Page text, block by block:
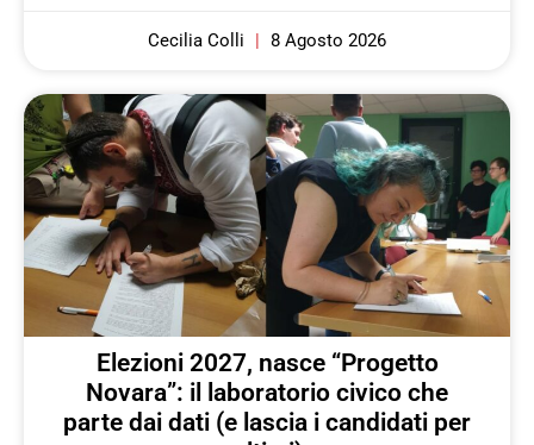
Cecilia Colli 8 Agosto 2026
Elezioni 2027, nasce “Progetto
Novara”: il laboratorio civico che
parte dai dati (e lascia i candidati per